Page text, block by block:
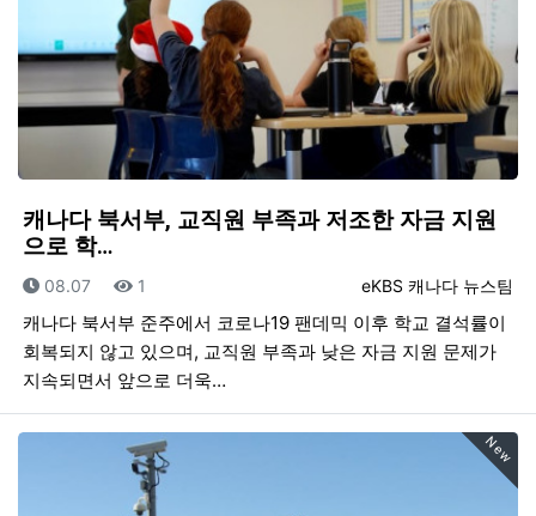
캐나다 북서부, 교직원 부족과 저조한 자금 지원
으로 학…
등록자
eKBS 캐나다 뉴스팀
등록일
08.07 조회
1
캐나다 북서부 준주에서 코로나19 팬데믹 이후 학교 결석률이
회복되지 않고 있으며, 교직원 부족과 낮은 자금 지원 문제가
지속되면서 앞으로 더욱…
New